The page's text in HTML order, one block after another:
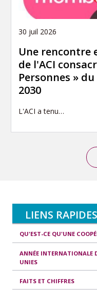
30 juil 2026
Une rencontre
de l'ACI
Personnes »
2030
L'ACI a tenu…
LIENS RAPIDES
QU'EST-CE QU'UNE
ANNÉE INTERNATIONALE
UNIES
FAITS ET CHIFFRES